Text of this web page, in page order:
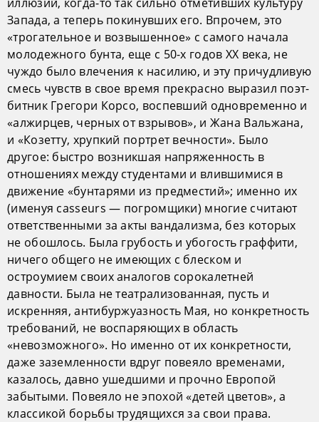
Запада, а теперь покинувших его. Впрочем, это
«трогательное и возвышенное» с самого начала
молодежного бунта, еще с 50-х годов XX века, не
чуждо было влечения к насилию, и эту причудливую
смесь чувств в свое время прекрасно выразил поэт-
битник Грегори Корсо, воспевший одновременно и
«алжирцев, черных от взрывов», и Жана Вальжана,
и «Козетту, хрупкий портрет вечности». Было
другое: быстро возникшая напряженность в
отношениях между студентами и влившимися в
движение «бунтарями из предместий»; именно их
(именуя casseurs — погромщики) многие считают
ответственными за акты вандализма, без которых
не обошлось. Была грубость и убогость граффити,
ничего общего не имеющих с блеском и
остроумием своих аналогов сорокалетней
давности. Была не театрализованная, пусть и
искренняя, антибуржуазность Мая, но конкретность
требований, не воспаряющих в область
«невозможного». Но именно от их конкретности,
даже заземленности вдруг повеяло временами,
казалось, давно ушедшими и прочно Европой
забытыми. Повеяло не эпохой «детей цветов», а
классикой борьбы трудящихся за свои права.